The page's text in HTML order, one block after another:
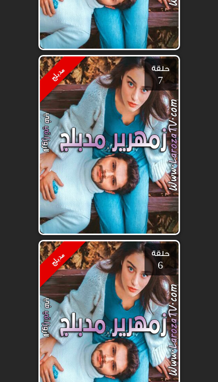
مدبلج حلقة
7
مدبلج حلقة
6